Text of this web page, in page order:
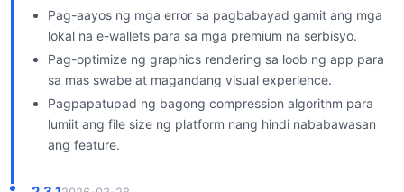
Pag-aayos ng mga error sa pagbabayad gamit ang mga
lokal na e-wallets para sa mga premium na serbisyo.
Pag-optimize ng graphics rendering sa loob ng app para
sa mas swabe at magandang visual experience.
Pagpapatupad ng bagong compression algorithm para
lumiit ang file size ng platform nang hindi nababawasan
ang feature.